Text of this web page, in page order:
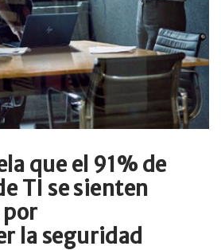
que el 91% de
TI se sienten
por
la seguridad